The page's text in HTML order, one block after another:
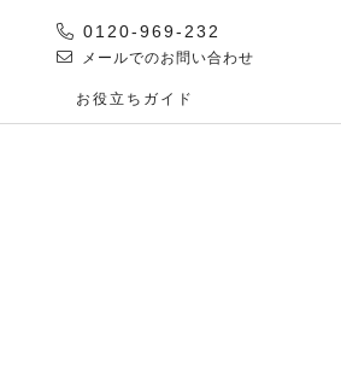
0120-969-232
メールでのお問い合わせ
お役⽴ちガイド